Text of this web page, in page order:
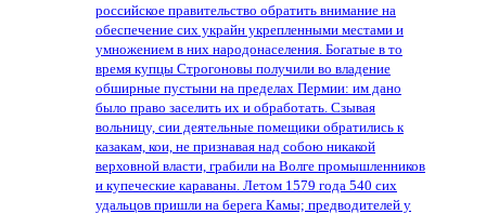
российское правительство обратить внимание на
обеспечение сих украйн укрепленными местами и
умножением в них народонаселения. Богатые в то
время купцы Строгоновы получили во владение
обширные пустыни на пределах Пермии: им дано
было право заселить их и обработать. Сзывая
вольницу, сии деятельные помещики обратились к
казакам, кои, не признавая над собою никакой
верховной власти, грабили на Волге промышленников
и купеческие караваны. Летом 1579 года 540 сих
удальцов пришли на берега Камы; предводителей у